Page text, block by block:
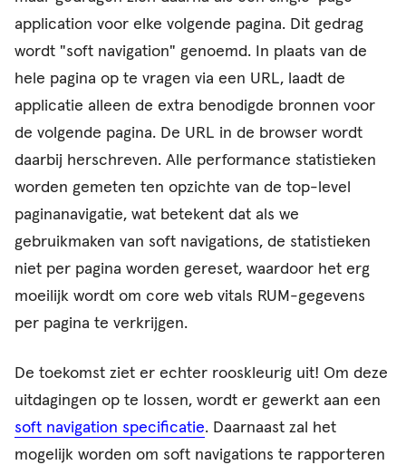
application voor elke volgende pagina. Dit gedrag
wordt "soft navigation" genoemd. In plaats van de
hele pagina op te vragen via een URL, laadt de
applicatie alleen de extra benodigde bronnen voor
de volgende pagina. De URL in de browser wordt
daarbij herschreven. Alle performance statistieken
worden gemeten ten opzichte van de top-level
paginanavigatie, wat betekent dat als we
gebruikmaken van soft navigations, de statistieken
niet per pagina worden gereset, waardoor het erg
moeilijk wordt om core web vitals RUM-gegevens
per pagina te verkrijgen.
De toekomst ziet er echter rooskleurig uit! Om deze
uitdagingen op te lossen, wordt er gewerkt aan een
soft navigation specificatie. Daarnaast zal het
mogelijk worden om soft navigations te rapporteren